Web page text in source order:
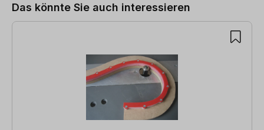
Das könnte Sie auch interessieren